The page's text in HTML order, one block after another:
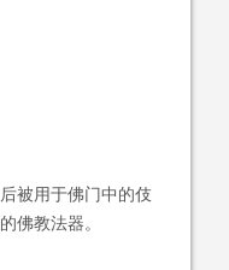
被用于佛门中的伎
佛教法器。